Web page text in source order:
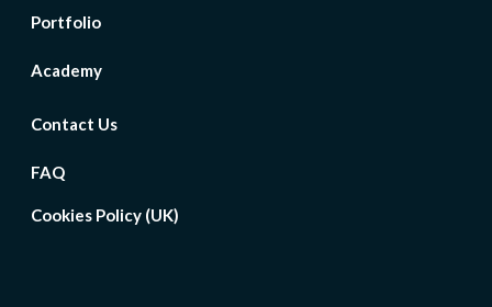
Portfolio
Academy
Contact Us
FAQ
Cookies Policy (UK)